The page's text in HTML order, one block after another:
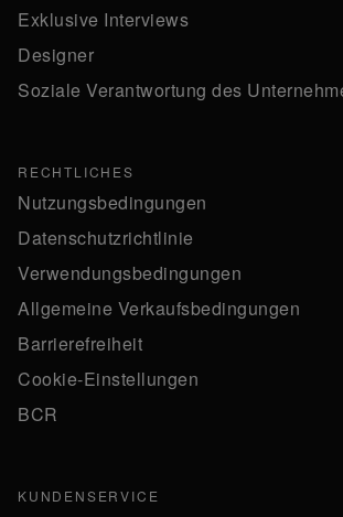
Exklusive Interviews
Designer
Soziale Verantwortung des
RECHTLICHES
Nutzungsbedingungen
Datenschutzrichtlinie
Verwendungsbedingungen
Allgemeine Verkaufsbedingungen
Barrierefreiheit
Cookie-Einstellungen
BCR
KUNDENSERVICE